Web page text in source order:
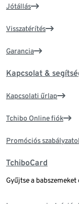
Jótállás
Visszatérítés
Garancia
Kapcsolat &
Kapcsolati űrlap
Tchibo Online fiók
Promóciós
TchiboCard
Gyűjtse a